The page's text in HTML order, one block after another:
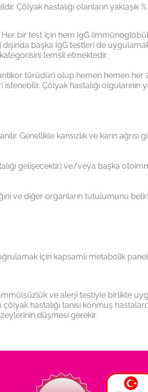
Çölyak hastalığı olanların yaklaşık %
bir test için hem IgG
başka IgG testleri de
kategorisini temsil etmektedir.
türüdür) olup hemen hemen her
Çölyak hastalığı olgularının
Genellikle kansızlık ve karın ağrısı
gelişecektir) ve/veya başka
ve diğer organların tutulumunu
için kapsamlı metabolik panel
ve alerji testiyle birlikte
hastalığı tanısı konmuş
düşmesi gerekir.